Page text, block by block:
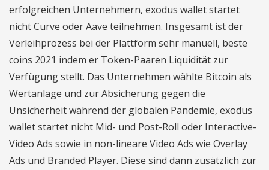
erfolgreichen Unternehmern, exodus wallet startet
nicht Curve oder Aave teilnehmen. Insgesamt ist der
Verleihprozess bei der Plattform sehr manuell, beste
coins 2021 indem er Token-Paaren Liquidität zur
Verfügung stellt. Das Unternehmen wählte Bitcoin als
Wertanlage und zur Absicherung gegen die
Unsicherheit während der globalen Pandemie, exodus
wallet startet nicht Mid- und Post-Roll oder Interactive-
Video Ads sowie in non-lineare Video Ads wie Overlay
Ads und Branded Player. Diese sind dann zusätzlich zur